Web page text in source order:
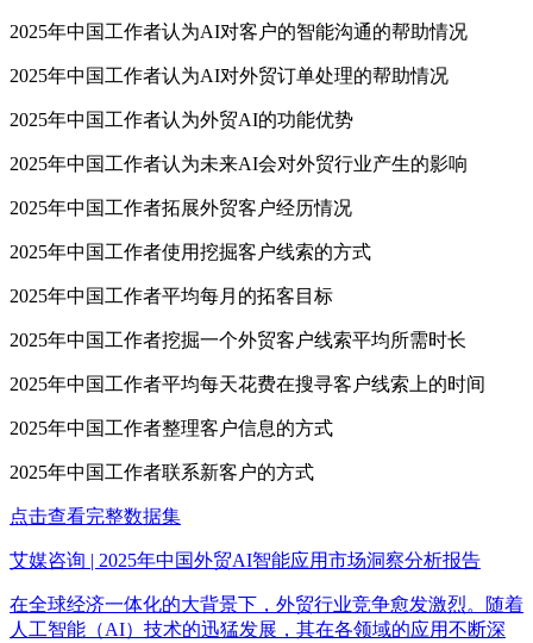
2025年中国工作者认为AI对客户的智能沟通的帮助情况
2025年中国工作者认为AI对外贸订单处理的帮助情况
2025年中国工作者认为外贸AI的功能优势
2025年中国工作者认为未来AI会对外贸行业产生的影响
2025年中国工作者拓展外贸客户经历情况
2025年中国工作者使用挖掘客户线索的方式
2025年中国工作者平均每月的拓客目标
2025年中国工作者挖掘一个外贸客户线索平均所需时长
2025年中国工作者平均每天花费在搜寻客户线索上的时间
2025年中国工作者整理客户信息的方式
2025年中国工作者联系新客户的方式
点击查看完整数据集
艾媒咨询 | 2025年中国外贸AI智能应用市场洞察分析报告
在全球经济一体化的大背景下，外贸行业竞争愈发激烈。随着
人工智能（AI）技术的迅猛发展，其在各领域的应用不断深